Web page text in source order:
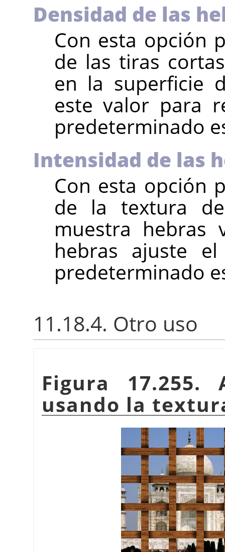
Densidad de las
Con esta opción
de las tiras
en la superficie
este valor para
predeterminado
Intensidad de las
Con esta opción
de la textura
muestra hebras
hebras ajuste
predeterminado
11.18.4. Otro uso
Figura
usando la